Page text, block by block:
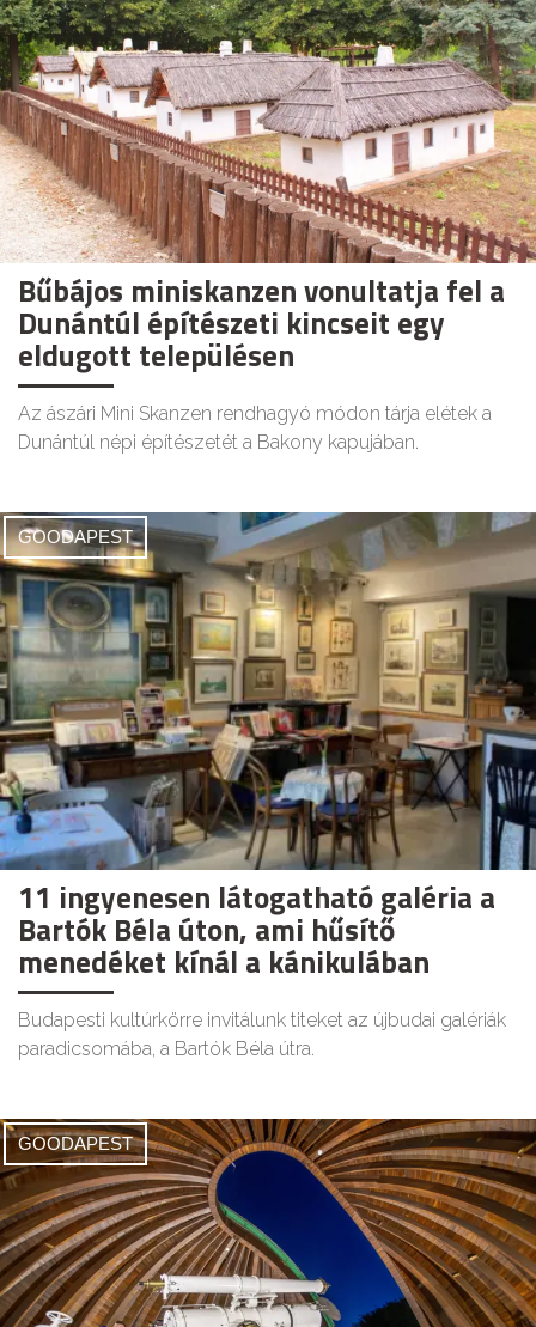
Bűbájos miniskanzen vonultatja fel a
Dunántúl építészeti kincseit egy
eldugott településen
Az ászári Mini Skanzen rendhagyó módon tárja elétek a
Dunántúl népi építészetét a Bakony kapujában.
GOODAPEST
11 ingyenesen látogatható galéria a
Bartók Béla úton, ami hűsítő
menedéket kínál a kánikulában
Budapesti kultúrkörre invitálunk titeket az újbudai galériák
paradicsomába, a Bartók Béla útra.
GOODAPEST